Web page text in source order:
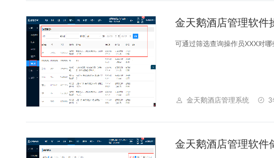
金天鹅酒店管理软件
可通过筛选查询操作员XXX对
金天鹅酒店管理系统 3
金天鹅酒店管理软件